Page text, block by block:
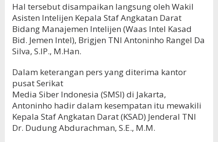
Hal tersebut disampaikan langsung oleh Wakil
Asisten Intelijen Kepala Staf Angkatan Darat
Bidang Manajemen Intelijen (Waas Intel Kasad
Bid. Jemen Intel), Brigjen TNI Antoninho Rangel Da
Silva, S.IP., M.Han.
Dalam keterangan pers yang diterima kantor
pusat Serikat
Media Siber Indonesia (SMSI) di Jakarta,
Antoninho hadir dalam kesempatan itu mewakili
Kepala Staf Angkatan Darat (KSAD) Jenderal TNI
Dr. Dudung Abdurachman, S.E., M.M.